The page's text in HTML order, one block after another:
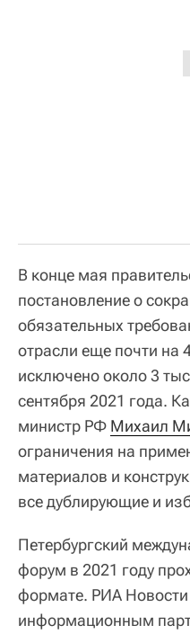
В конце мая
постановление о
обязательных
отрасли еще почти на
исключено около 3
сентября 2021 года.
министр РФ Михаил
ограничения на
материалов и
все дублирующие и
Петербургский
форум в 2021 году
формате. РИА Новости
информационным